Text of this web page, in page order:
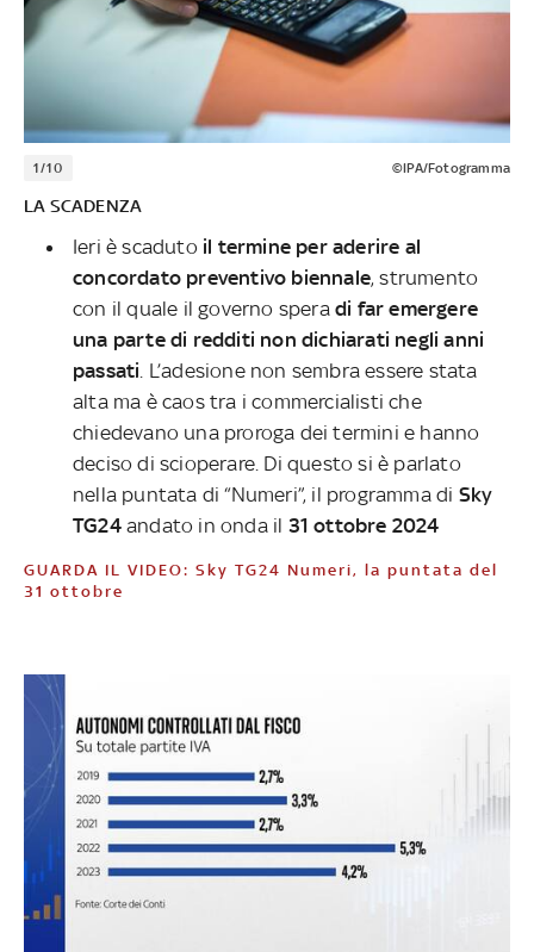
1/10 ©IPA/Fotogramma
LA SCADENZA
Ieri è scaduto il termine per aderire al
concordato preventivo biennale, strumento
con il quale il governo spera di far emergere
una parte di redditi non dichiarati negli anni
passati . L’adesione non sembra essere stata
alta ma è caos tra i commercialisti che
chiedevano una proroga dei termini e hanno
deciso di scioperare. Di questo si è parlato
nella puntata di “Numeri”, il programma di Sky
TG24andato in onda il 31 ottobre 2024
GUARDA IL VIDEO: Sky TG24 Numeri, la puntata del
31 ottobre